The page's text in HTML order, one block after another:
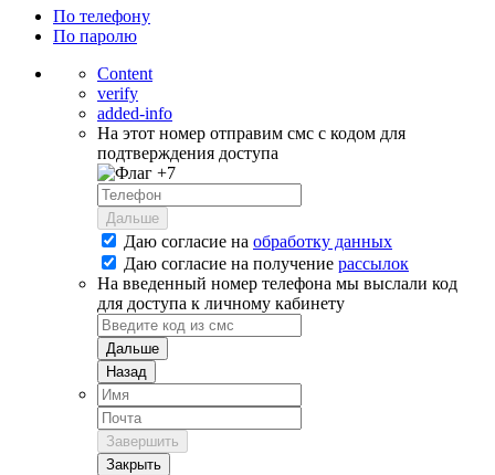
По телефону
По паролю
Content
verify
added-info
На этот номер отправим смс с кодом для
подтверждения доступа
+7
Дальше
Даю согласие на обработку данных
Даю согласие на получение рассылок
На введенный номер телефона мы выслали код
для доступа к личному кабинету
Дальше
Назад
Завершить
Закрыть